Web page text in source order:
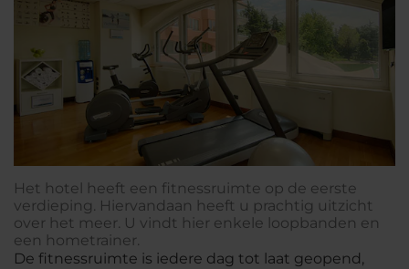
Het hotel heeft een fitnessruimte op de eerste
verdieping. Hiervandaan heeft u prachtig uitzicht
over het meer. U vindt hier enkele loopbanden en
een hometrainer.
De fitnessruimte is iedere dag tot laat geopend,